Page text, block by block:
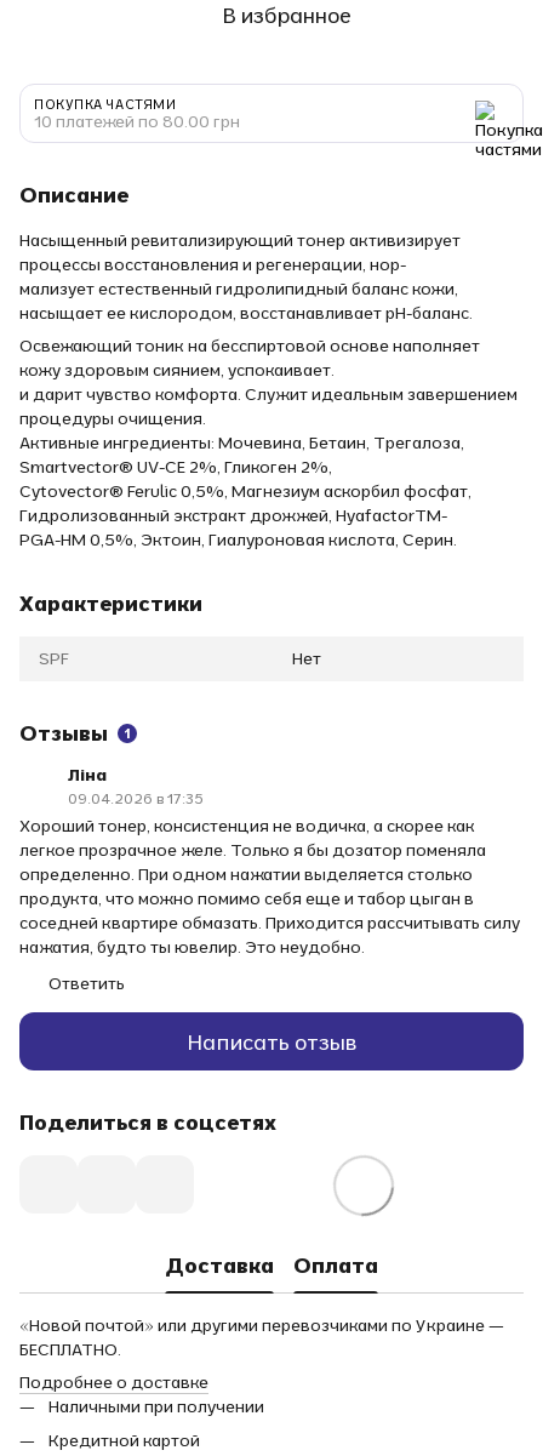
В избранное
ПОКУПКА ЧАСТЯМИ
10 платежей по 80.00 грн
Описание
Насыщенный ревитализирующий тонер активизирует
процессы восстановления и регенерации, нор-
мализует естественный гидролипидный баланс кожи,
насыщает ее кислородом, восстанавливает рН-баланс.
Освежающий тоник на бесспиртовой основе наполняет
кожу здоровым сиянием, успокаивает.
и дарит чувство комфорта. Служит идеальным завершением
процедуры очищения.
Активные ингредиенты: Мочевина, Бетаин, Трегалоза,
Smartvector® UV-CE 2%, Гликоген 2%,
Cytovector® Ferulic 0,5%, Магнезиум аскорбил фосфат,
Гидролизованный экстракт дрожжей, HyafactorTM-
PGA-HM 0,5%, Эктоин, Гиалуроновая кислота, Серин.
Характеристики
SPF Нет
Отзывы 1
Ліна
09.04.2026 в 17:35
Хороший тонер, консистенция не водичка, а скорее как
легкое прозрачное желе. Только я бы дозатор поменяла
определенно. При одном нажатии выделяется столько
продукта, что можно помимо себя еще и табор цыган в
соседней квартире обмазать. Приходится рассчитывать силу
нажатия, будто ты ювелир. Это неудобно.
Ответить
Написать отзыв
Поделиться в соцсетях
Доставка Оплата
«Новой почтой» или другими перевозчиками по Украине —
БЕСПЛАТНО.
Подробнее о доставке
Наличными при получении
Кредитной картой